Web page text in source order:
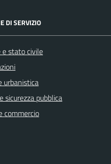
DI SERVIZIO
e stato civile
urbanistica
sicurezza pubblica
commercio